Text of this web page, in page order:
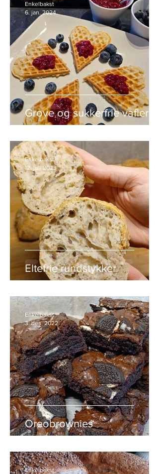
Grove og sukkerfrie vafler
Enkelbakst
6. jan. 2024
Eltefrie rundstykker
Enkelbakst
12. juli 2023
Oreobrownies
Enkelbakst
3. des. 2022
Enkelbakst